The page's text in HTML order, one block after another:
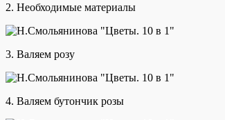
2. Необходимые материалы
3. Валяем розу
4. Валяем бутончик розы